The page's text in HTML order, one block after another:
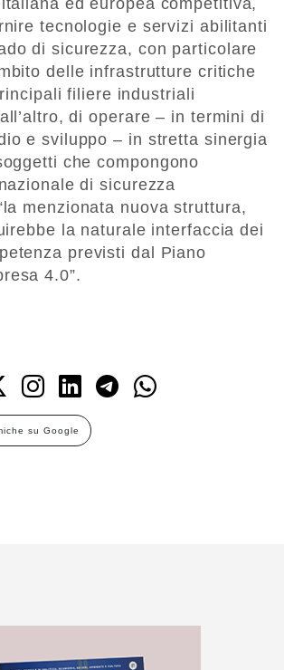
tecnologie e servizi abilitanti
di sicurezza, con particolare
delle infrastrutture critiche
filiere industriali
di operare – in termini di
e sviluppo – in stretta sinergia
che compongono
di sicurezza
menzionata nuova struttura,
la naturale interfaccia dei
previsti dal Piano
4.0”.
su Google